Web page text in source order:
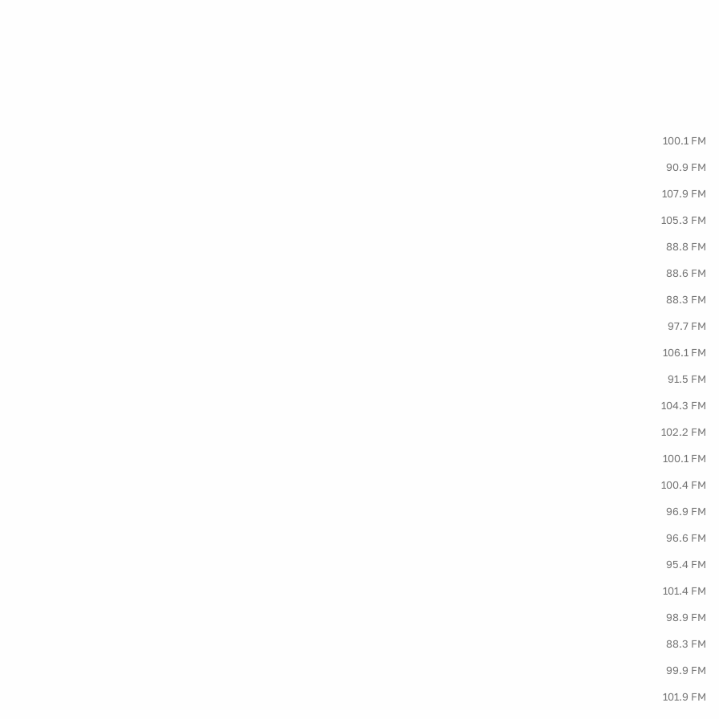
100.1 FM
90.9 FM
107.9 FM
105.3 FM
88.8 FM
88.6 FM
88.3 FM
97.7 FM
106.1 FM
91.5 FM
104.3 FM
102.2 FM
100.1 FM
100.4 FM
96.9 FM
96.6 FM
95.4 FM
101.4 FM
98.9 FM
88.3 FM
99.9 FM
101.9 FM